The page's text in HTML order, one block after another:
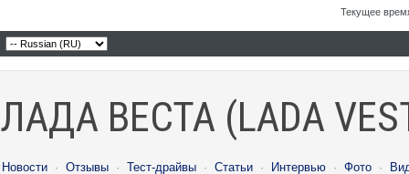
Текущее
ЛАДА ВЕСТА (LADA
Новости · Отзывы · Тест-драйвы · Статьи · Интервью · Фото ·